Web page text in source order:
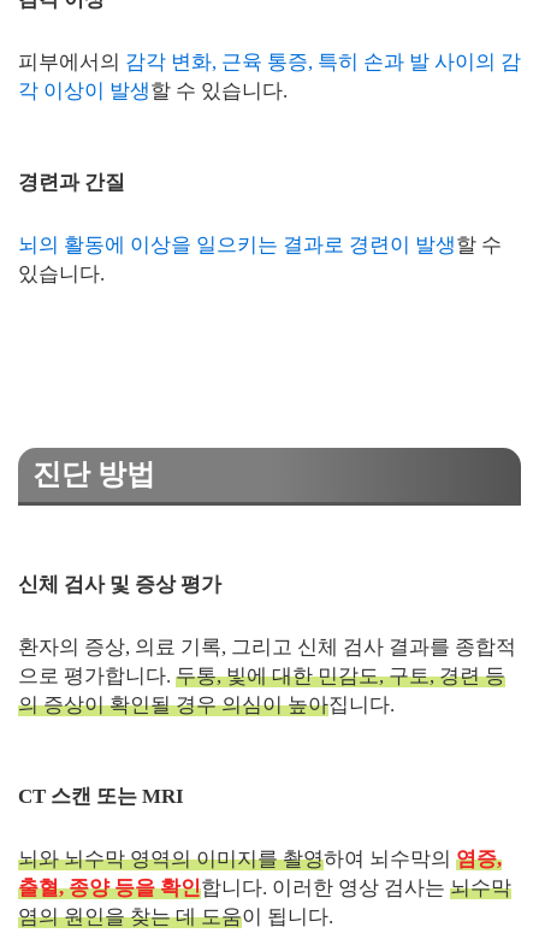
피부에서의 감각 변화, 근육 통증, 특히 손과 발 사이의 감
각 이상이 발생할 수 있습니다.
경련과 간질
뇌의 활동에 이상을 일으키는 결과로 경련이 발생할 수
있습니다.
진단 방법
신체 검사 및 증상 평가
환자의 증상, 의료 기록, 그리고 신체 검사 결과를 종합적
으로 평가합니다. 두통, 빛에 대한 민감도, 구토, 경련 등
의 증상이 확인될 경우 의심이 높아집니다.
CT 스캔 또는 MRI
뇌와 뇌수막 영역의 이미지를 촬영하여 뇌수막의 염증,
출혈, 종양 등을 확인합니다. 이러한 영상 검사는 뇌수막
염의 원인을 찾는 데 도움이 됩니다.